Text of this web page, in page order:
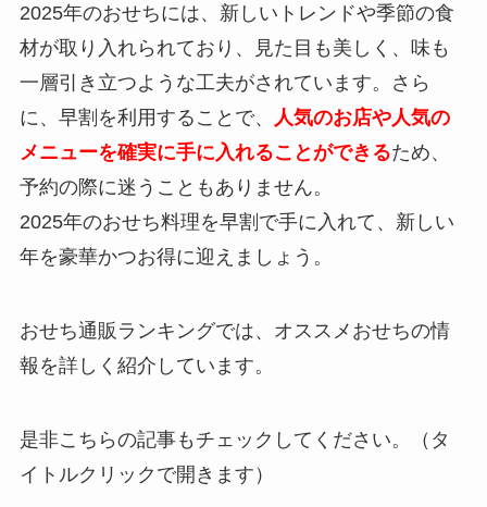
2025年のおせちには、新しいトレンドや季節の食
材が取り入れられており、見た目も美しく、味も
一層引き立つような工夫がされています。さら
に、早割を利用することで、
人気のお店や人気の
メニューを確実に手に入れることができるため、
予約の際に迷うこともありません。
2025年のおせち料理を早割で手に入れて、新しい
年を豪華かつお得に迎えましょう。
おせち通販ランキングでは、オススメおせちの情
報を詳しく紹介しています。
是非こちらの記事もチェックしてください。（タ
イトルクリックで開きます）